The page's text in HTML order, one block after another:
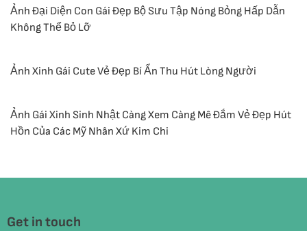
Ảnh Đại Diện Con Gái Đẹp Bộ Sưu Tập Nóng Bỏng Hấp Dẫn
Không Thể Bỏ Lỡ
Ảnh Xinh Gái Cute Vẻ Đẹp Bí Ẩn Thu Hút Lòng Người
Ảnh Gái Xinh Sinh Nhật Càng Xem Càng Mê Đắm Vẻ Đẹp Hút
Hồn Của Các Mỹ Nhân Xứ Kim Chi
Get in touch